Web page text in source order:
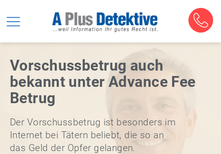
Vorschussbetrug auch
bekannt unter Advance Fee
Betrug
Der Vorschussbetrug ist besonders im
Internet bei Tätern beliebt, die so an
das Geld der Opfer gelangen.